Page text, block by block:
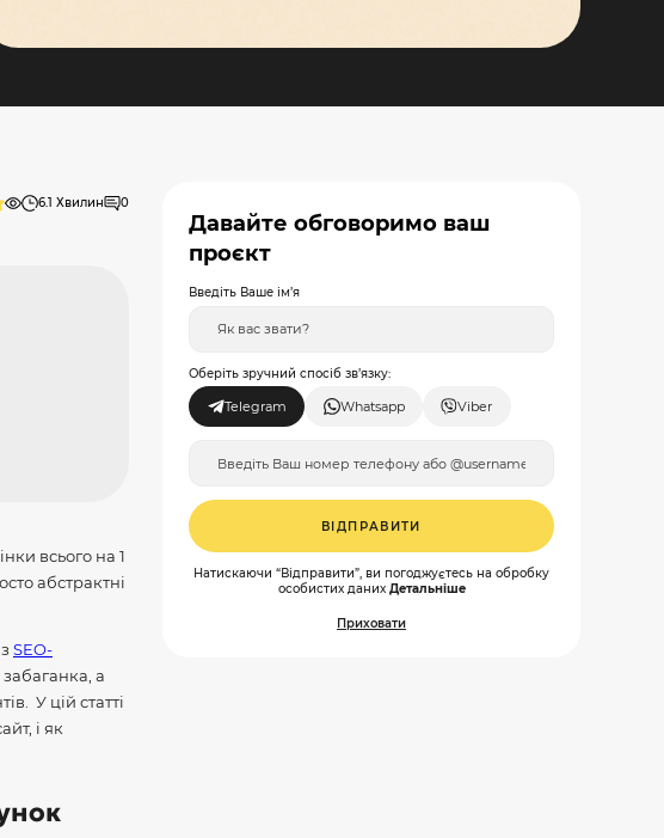
6.1 Хвилин 0
всього на 1
абстрактні
SEO-
а
У цій статті
і як
Давайте обговоримо ваш
проєкт
Введіть Ваше ім’я
Оберіть зручний спосіб зв’язку:
Telegram Whatsapp Viber
ВІДПРАВИТИ
Натискаючи “Відправити”, ви погоджуєтесь на обробку
особистих даних Детальніше
Приховати